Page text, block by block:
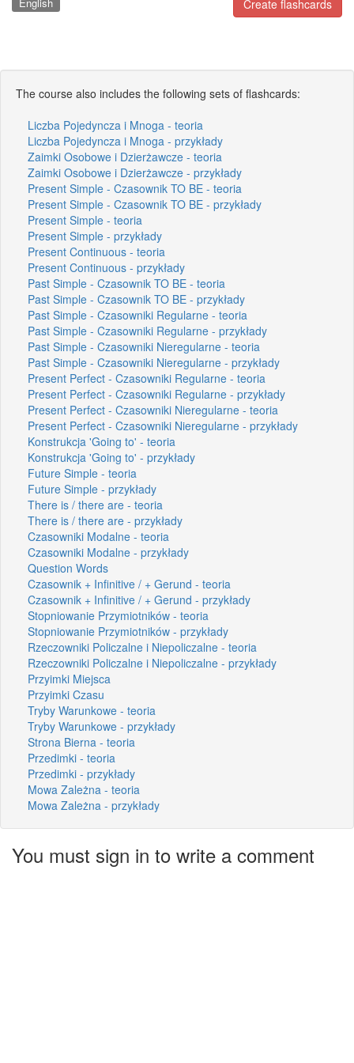
Create flashcards
The course also includes the following sets of flashcards:
Liczba Pojedyncza i Mnoga - teoria
Liczba Pojedyncza i Mnoga - przykłady
Zaimki Osobowe i Dzierżawcze - teoria
Zaimki Osobowe i Dzierżawcze - przykłady
Present Simple - Czasownik TO BE - teoria
Present Simple - Czasownik TO BE - przykłady
Present Simple - teoria
Present Simple - przykłady
Present Continuous - teoria
Present Continuous - przykłady
Past Simple - Czasownik TO BE - teoria
Past Simple - Czasownik TO BE - przykłady
Past Simple - Czasowniki Regularne - teoria
Past Simple - Czasowniki Regularne - przykłady
Past Simple - Czasowniki Nieregularne - teoria
Past Simple - Czasowniki Nieregularne - przykłady
Present Perfect - Czasowniki Regularne - teoria
Present Perfect - Czasowniki Regularne - przykłady
Present Perfect - Czasowniki Nieregularne - teoria
Present Perfect - Czasowniki Nieregularne - przykłady
Konstrukcja 'Going to' - teoria
Konstrukcja 'Going to' - przykłady
Future Simple - teoria
Future Simple - przykłady
There is / there are - teoria
There is / there are - przykłady
Czasowniki Modalne - teoria
Czasowniki Modalne - przykłady
Question Words
Czasownik + Infinitive / + Gerund - teoria
Czasownik + Infinitive / + Gerund - przykłady
Stopniowanie Przymiotników - teoria
Stopniowanie Przymiotników - przykłady
Rzeczowniki Policzalne i Niepoliczalne - teoria
Rzeczowniki Policzalne i Niepoliczalne - przykłady
Przyimki Miejsca
Przyimki Czasu
Tryby Warunkowe - teoria
Tryby Warunkowe - przykłady
Strona Bierna - teoria
Przedimki - teoria
Przedimki - przykłady
Mowa Zależna - teoria
Mowa Zależna - przykłady
You must sign in to write a comment